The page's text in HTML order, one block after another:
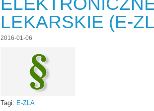
LEKARSKIE (E-
2016-01-06
Tagi: E-ZLA